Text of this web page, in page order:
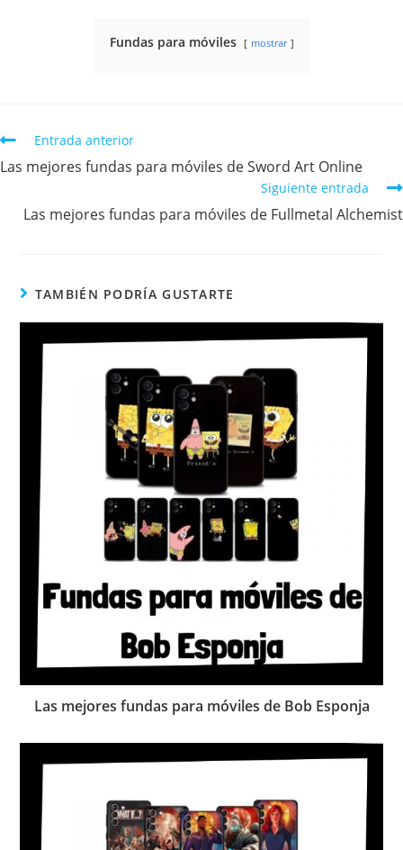
Fundas para móviles mostrar
Entrada anterior
Las mejores fundas para móviles de Sword Art Online
Siguiente entrada
Las mejores fundas para móviles de Fullmetal Alchemist
TAMBIÉN PODRÍA GUSTARTE
Las mejores fundas para móviles de Bob Esponja